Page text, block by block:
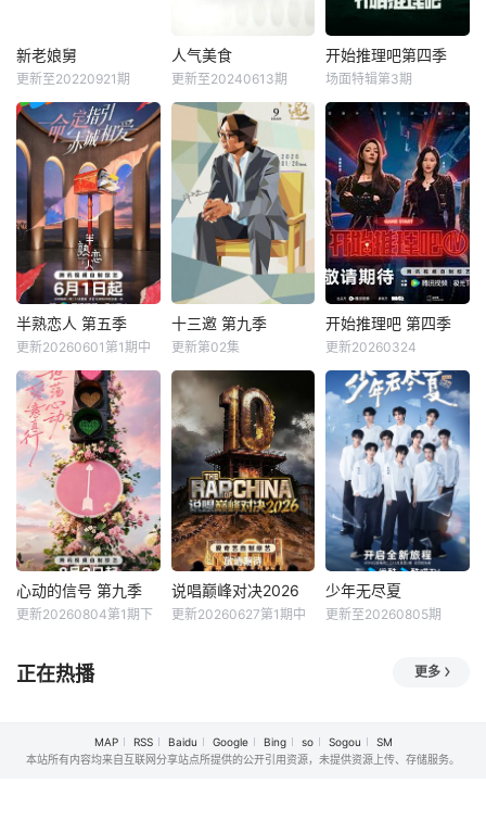
终解锁终极目标
地。这不仅是档公
一场积蓄力量奔赴
山海，在实践中
合发起。节目打造
主题季播+模块化
智慧和解决矛盾的
和综艺手段完美交
融，塑造全新节目
力体现人文关怀和
心理疏导，倡导文
明积极、健康向上
的社会风尚。
新老娘舅
柏万青
《新老娘舅》栏目
是一档全国首创的
调解类谈话节目，
由新娱乐和上海市
司法局联合制作。
节目以调解百姓纠
纷、营造和谐社会
为宗旨，用老百姓
喜闻乐见的形式，
潜移默化地宣传国
到了观众的广泛欢
迎。开播
新老娘舅
更新至20220921期
人气美食
路易
开办于2007年的
《人气美食》为美
食榜单、人气小
店、民间美食、烹
饪厨艺和饮食风俗
为主要内容的美食
文化节目。《人气
美食》为星尚传媒
著名的三大资讯节
目之一，现在已成
的指南。 《人
气美食
人气美食
更新至20240613期
开始推理吧第四季
《开始推理吧4》
是一档开放式真人
社交推理游戏综
艺。由刘宇宁、金
靖、张凌赫、时代
少年团丁程鑫、周
柯宇组成的玩家团
将共同进入游戏世
界《推门》，他们
将沉浸式体验不同
的角色人生、团结
副本，探索
开始推理吧第四季
场面特辑第3期
半熟恋人 第五季
张纯烨
命定指引，赤诚相
爱。第五季将讲述
十二位素人嘉宾的
恋爱故事，他们历
经命运选择、心动
拉扯与现实抉择，
在真诚奔赴中直面
情感挑战、完成自
我成长，呈现热烈
又坦荡的半熟龄恋
半熟恋人 第五季
更新20260601第1期中
十三邀 第九季
腾讯视频、单向空
间联合出品，尤里
卡工作室研创的
《十三邀》第九
季，迎来崭新的开
始。在时代巨变
中，尝试打破思想
的悬浮，深入世界
粗砺而真实的肌
理。许知远与那些
对时代持有独特见
十三邀 第九季
更新第02集
开始推理吧 第四季
精彩推理的诞生，
洞察力、判断力等
是推理的关键，更
少不了开推团的默
契配合！接下来开
推团还会在推理探
险的路上继续向
前！在推市的舞台
上上演更多精彩瞬
间，和推推一起期
待一下吧！
开始推理吧 第四季
更新20260324
心动的信号 第九季
节目以“坦荡心动，
的新式恋爱，告别
无效拉扯，走进心
心动的信号 第九季
更新20260804第1期下
说唱巅峰对决2026
新升级归来，这次
不止比技术，更要
说唱巅峰对决2026
更新20260627第1期中
少年无尽夏
节目采用24小时合
宿模式，打造内娱
有机会获得优酷头
部古装大剧定制角
少年无尽夏
更新至20260805期
正在热播 更多
MAP RSS Baidu Google Bing so Sogou
SM
本站所有内容均来自互联网分享站点所提供的公开引用资源，未提供资源上传、存储服务。